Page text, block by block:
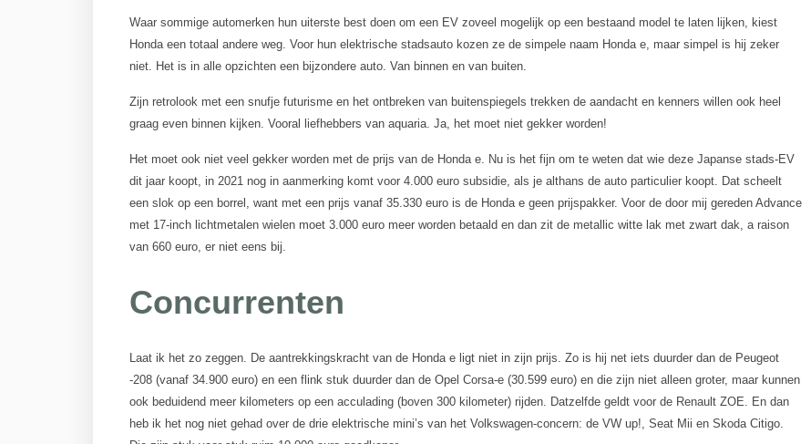
Waar sommige automerken hun uiterste best doen om een EV zoveel mogelijk op een bestaand model te laten lijken, kiest
Honda een totaal andere weg. Voor hun elektrische stadsauto kozen ze de simpele naam Honda e, maar simpel is hij zeker
niet. Het is in alle opzichten een bijzondere auto. Van binnen en van buiten.
Zijn retrolook met een snufje futurisme en het ontbreken van buitenspiegels trekken de aandacht en kenners willen ook heel
graag even binnen kijken. Vooral liefhebbers van aquaria. Ja, het moet niet gekker worden!
Het moet ook niet veel gekker worden met de prijs van de Honda e. Nu is het fijn om te weten dat wie deze Japanse stads-EV
dit jaar koopt, in 2021 nog in aanmerking komt voor 4.000 euro subsidie, als je althans de auto particulier koopt. Dat scheelt
een slok op een borrel, want met een prijs vanaf 35.330 euro is de Honda e geen prijspakker. Voor de door mij gereden Advance
met 17-inch lichtmetalen wielen moet 3.000 euro meer worden betaald en dan zit de metallic witte lak met zwart dak, a raison
van 660 euro, er niet eens bij.
Concurrenten
Laat ik het zo zeggen. De aantrekkingskracht van de Honda e ligt niet in zijn prijs. Zo is hij net iets duurder dan de Peugeot
-208 (vanaf 34.900 euro) en een flink stuk duurder dan de Opel Corsa-e (30.599 euro) en die zijn niet alleen groter, maar kunnen
ook beduidend meer kilometers op een acculading (boven 300 kilometer) rijden. Datzelfde geldt voor de Renault ZOE. En dan
heb ik het nog niet gehad over de drie elektrische mini’s van het Volkswagen-concern: de VW up!, Seat Mii en Skoda Citigo.